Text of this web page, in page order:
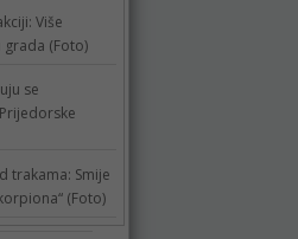
Više
(Foto)
se
trakama: Smije
(Foto)